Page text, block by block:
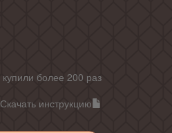
купили более 200 раз
Скачать инструкцию